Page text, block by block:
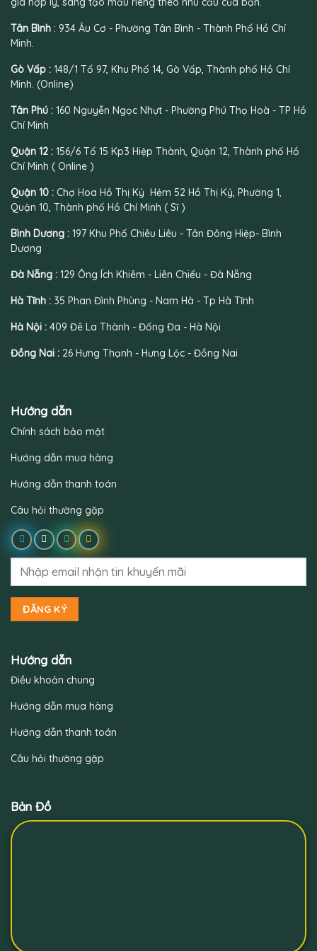
Tân Bình : 934 Âu Cơ - Phường Tân Bình - Thành Phố Hồ Chí
Minh.
Gò Vấp : 148/1 Tổ 97, Khu Phố 14, Gò Vấp, Thành phố Hồ Chí
Minh. (Online)
Tân Phú : 160 Nguyễn Ngọc Nhựt - Phường Phú Thọ Hoà - TP Hồ
Chí Minh
Quận 12 : 156/6 Tổ 15 Kp3 Hiệp Thành, Quận 12, Thành phố Hồ
Chí Minh ( Online )
Quận 10 : Chợ Hoa Hồ Thị Kỷ Hẻm 52 Hồ Thị Kỷ, Phường 1,
Quận 10, Thành phố Hồ Chí Minh ( Sĩ )
Bình Dương : 197 Khu Phố Chiêu Liêu - Tân Đông Hiệp- Bình
Dương
Đà Nẵng : 129 Ông Ích Khiêm - Liên Chiểu - Đà Nẵng
Hà Tĩnh : 35 Phan Đình Phùng - Nam Hà - Tp Hà Tĩnh
Hà Nội : 409 Đê La Thành - Đống Đa - Hà Nội
Đồng Nai : 26 Hưng Thạnh - Hưng Lộc - Đồng Nai
Hướng dẫn
Chính sách bảo mật
Hướng dẫn mua hàng
Hướng dẫn thanh toán
Câu hỏi thường gặp
Hướng dẫn
Điều khoản chung
Hướng dẫn mua hàng
Hướng dẫn thanh toán
Câu hỏi thường gặp
Bản Đồ